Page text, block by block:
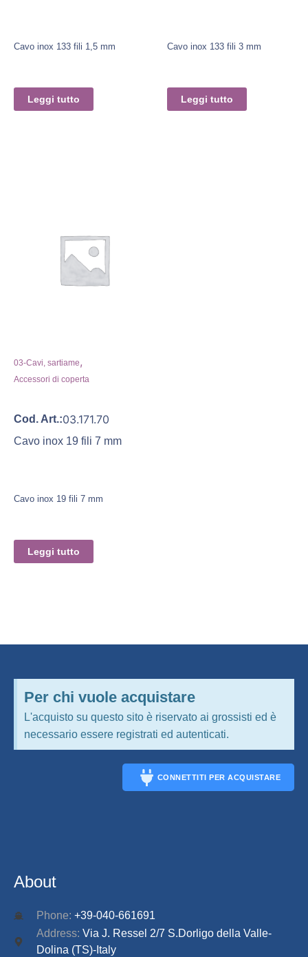
Cavo inox 133 fili 1,5 mm
Leggi tutto
Cavo inox 133 fili 3 mm
Leggi tutto
03-Cavi, sartiame,
Accessori di coperta
Cod. Art.:03.171.70
Cavo inox 19 fili 7 mm
Cavo inox 19 fili 7 mm
Leggi tutto
Per chi vuole acquistare
L'acquisto su questo sito è riservato ai grossisti ed è
necessario essere registrati ed autenticati.
CONNETTITI PER ACQUISTARE
About
Phone: +39-040-661691
Address: Via J. Ressel 2/7 S.Dorligo della Valle-
Dolina (TS)-Italy